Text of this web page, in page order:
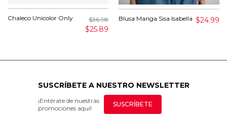
Chaleco Unicolor Only $36.98
$25.89
Blusa Manga Sisa Isabella $24.99
SUSCRÍBETE A NUESTRO NEWSLETTER
¡Entérate de nuestras
promociones aquí!
SUSCRÍBETE